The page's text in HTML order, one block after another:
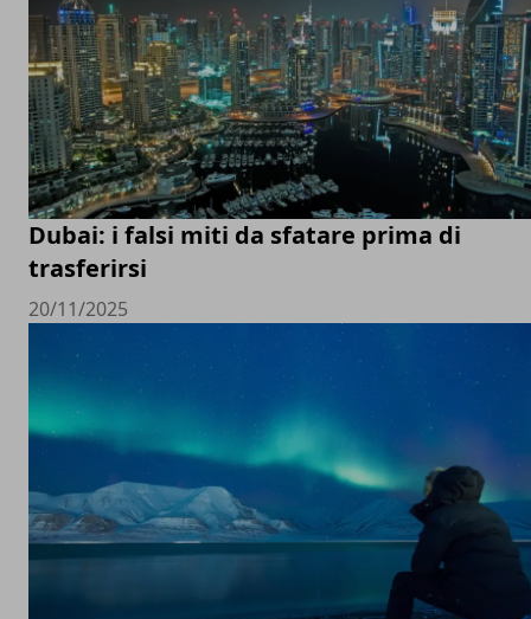
Dubai: i falsi miti da sfatare prima di
trasferirsi
20/11/2025